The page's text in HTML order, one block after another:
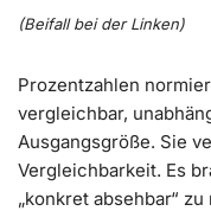
(Beifall bei der Linken)
Prozentzahlen
vergleichbar,
Ausgangsgröße. Sie
Vergleichbarkeit. Es
„konkret absehbar“